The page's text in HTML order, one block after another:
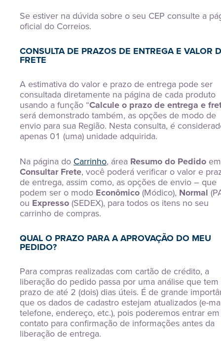
Se estiver na dúvida sobre o seu CEP consulte a
oficial do Correios.
CONSULTA DE PRAZOS DE ENTREGA E VALOR
FRETE
A estimativa do valor e prazo de entrega pode ser
consultada diretamente na página de cada produto
usando a função “Calcule o prazo de entrega e
será demonstrado também, as opções de modo de
envio para sua Região. Nesta consulta, é
apenas 01 (uma) unidade adquirida.
Na página do Carrinho, área Resumo do Pedido em
Consultar Frete, você poderá verificar o valor e
de entrega, assim como, as opções de envio – que
podem ser o modo Econômico(Módico), Normal
ou Expresso(SEDEX), para todos os itens no seu
carrinho de compras.
QUAL O PRAZO PARA A APROVAÇÃO DO MEU
PEDIDO?
Para compras realizadas com cartão de crédito, a
liberação do pedido passa por uma análise que tem
prazo de até 2 (dois) dias úteis. É de grande
que os dados de cadastro estejam atualizados (e-
telefone, endereço, etc.), pois poderemos entrar em
contato para confirmação de informações antes da
liberação de entrega.